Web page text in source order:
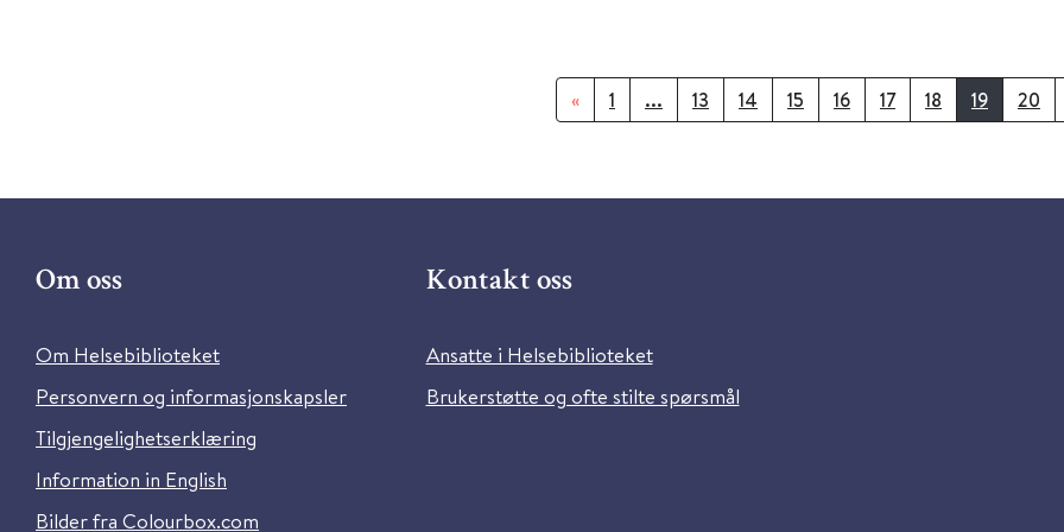
« 1 ... 13 14 15 16 17 18 19 20
Om oss
Om Helsebiblioteket
Personvern og informasjonskapsler
Tilgjengelighetserklæring
Information in English
Bilder fra Colourbox.com
Kontakt oss
Ansatte i Helsebiblioteket
Brukerstøtte og ofte stilte spørsmål